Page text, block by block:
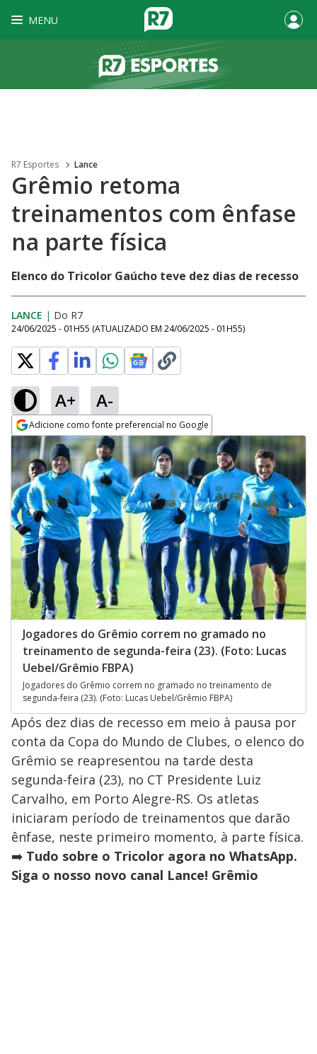
MENU
R7 Esportes Lance
Grêmio retoma
treinamentos com ênfase
na parte física
Elenco do Tricolor Gaúcho teve dez dias de recesso
LANCE | Do R7
24/06/2025 - 01H55 (ATUALIZADO EM 24/06/2025 - 01H55)
A+ A-
Adicione como fonte preferencial no Google
Opens in new window
Jogadores do Grêmio correm no gramado no
treinamento de segunda-feira (23). (Foto: Lucas
Uebel/Grêmio FBPA)
Jogadores do Grêmio correm no gramado no treinamento de
segunda-feira (23). (Foto: Lucas Uebel/Grêmio FBPA)
Após dez dias de recesso em meio à pausa por
conta da Copa do Mundo de Clubes, o elenco do
Grêmio se reapresentou na tarde desta
segunda-feira (23), no CT Presidente Luiz
Carvalho, em Porto Alegre-RS. Os atletas
iniciaram período de treinamentos que darão
ênfase, neste primeiro momento, à parte física.
➡️ Tudo sobre o Tricolor agora no WhatsApp.
Siga o nosso novo canal Lance! Grêmio